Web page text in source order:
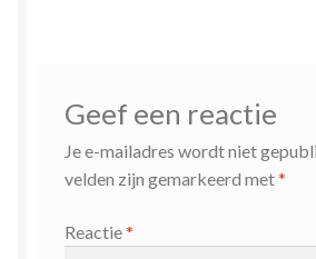
Geef een reactie
Je e-mailadres wordt niet
velden zijn gemarkeerd met*
Reactie*